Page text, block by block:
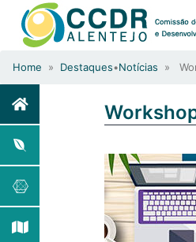
Home » Destaques•Notícias »